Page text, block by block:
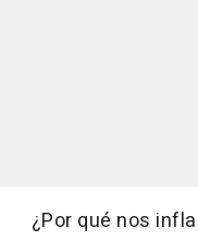
¿Por qué nos